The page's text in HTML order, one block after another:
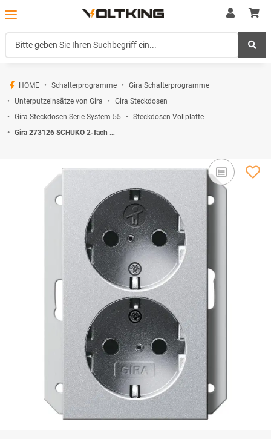
HOME Schalterprogramme
Gira Schalterprogramme
Unterputzeinsätze von Gira
Gira Steckdosen
Gira Steckdosen Serie System 55
Steckdosen Vollplatte
Gira 273126 SCHUKO 2-fach SH f. UP-Dose 1-fach System 55 F Alu